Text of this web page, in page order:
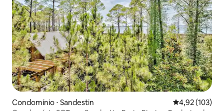
Condomínio ⋅ Sandestin 4,92 de uma
4,92 (103)